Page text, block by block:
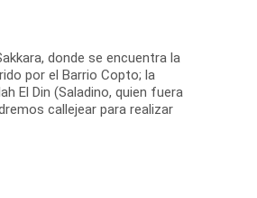
donde se encuentra la
por el Barrio Copto; la
El Din (Saladino, quien fuera
callejear para realizar